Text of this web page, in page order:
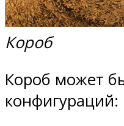
Короб
Короб может
конфигураций: